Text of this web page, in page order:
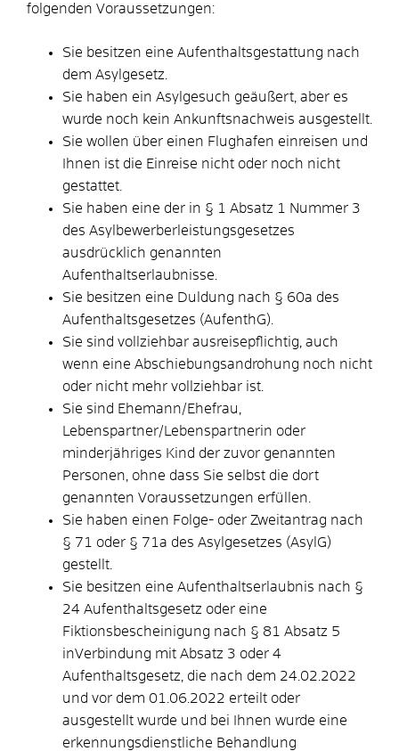
folgenden Voraussetzungen:
Sie besitzen eine Aufenthaltsgestattung nach
dem Asylgesetz.
Sie haben ein Asylgesuch geäußert, aber es
wurde noch kein Ankunftsnachweis ausgestellt.
Sie wollen über einen Flughafen einreisen und
Ihnen ist die Einreise nicht oder noch nicht
gestattet.
Sie haben eine der in § 1 Absatz 1 Nummer 3
des Asylbewerberleistungsgesetzes
ausdrücklich genannten
Aufenthaltserlaubnisse.
Sie besitzen eine Duldung nach § 60a des
Aufenthaltsgesetzes (AufenthG).
Sie sind vollziehbar ausreisepflichtig, auch
wenn eine Abschiebungsandrohung noch nicht
oder nicht mehr vollziehbar ist.
Sie sind Ehemann/Ehefrau,
Lebenspartner/Lebenspartnerin oder
minderjähriges Kind der zuvor genannten
Personen, ohne dass Sie selbst die dort
genannten Voraussetzungen erfüllen.
Sie haben einen Folge- oder Zweitantrag nach
§ 71 oder § 71a des Asylgesetzes (AsylG)
gestellt.
Sie besitzen eine Aufenthaltserlaubnis nach §
24 Aufenthaltsgesetz oder eine
Fiktionsbescheinigung nach § 81 Absatz 5
inVerbindung mit Absatz 3 oder 4
Aufenthaltsgesetz, die nach dem 24.02.2022
und vor dem 01.06.2022 erteilt oder
ausgestellt wurde und bei Ihnen wurde eine
erkennungsdienstliche Behandlung